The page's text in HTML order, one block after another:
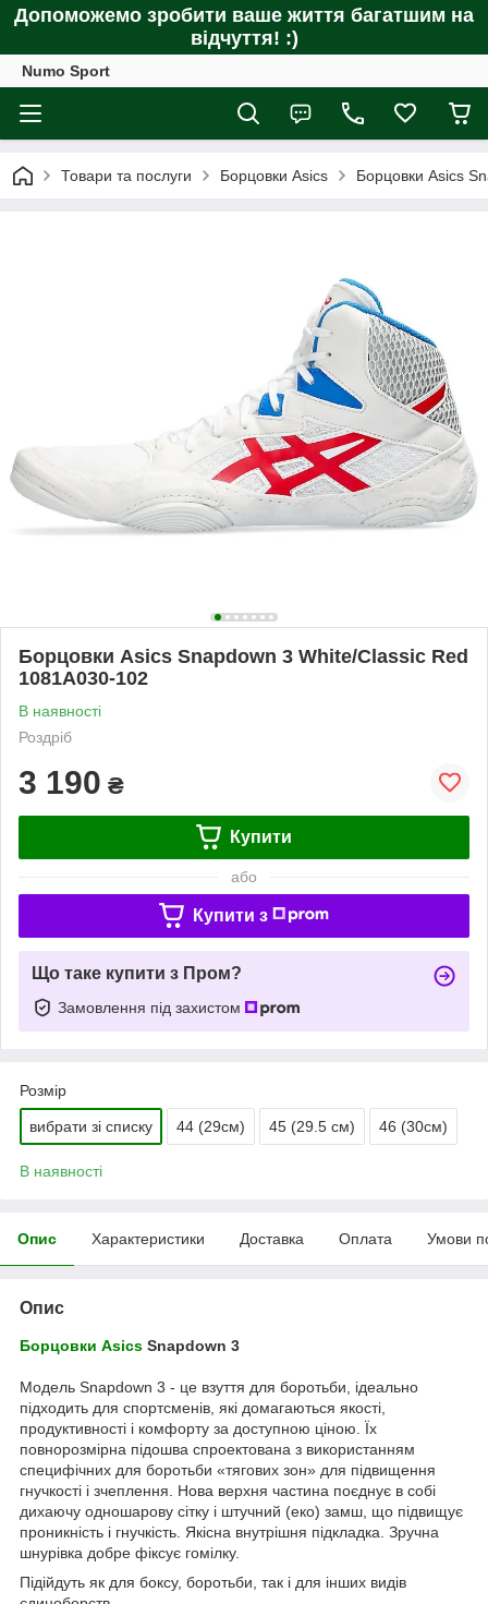
Допоможемо зробити ваше життя багатшим на
відчуття! :)
Numo Sport
Товари та послуги Борцовки Asics Борцовки Asics
Борцовки Asics Snapdown 3 White/Classic Red
1081A030-102
В наявності
Роздріб
3 190 ₴
Купити
або
Купити з
Що таке купити з Пром?
Замовлення під захистом
Розмір
вибрати зі списку 44 (29см) 45 (29.5 см) 46 (30см)
В наявності
Опис Характеристики Доставка Оплата Умови
Опис
Борцовки Asics Snapdown 3
Модель Snapdown 3 - це взуття для боротьби, ідеально
підходить для спортсменів, які домагаються якості,
продуктивності і комфорту за доступною ціною. Їх
повнорозмірна підошва спроектована з використанням
специфічних для боротьби «тягових зон» для підвищення
гнучкості і зчеплення. Нова верхня частина поєднує в собі
дихаючу одношарову сітку і штучний (еко) замш, що підвищує
проникність і гнучкість. Якісна внутрішня підкладка. Зручна
шнурівка добре фіксує гомілку.
Підійдуть як для боксу, боротьби, так і для інших видів